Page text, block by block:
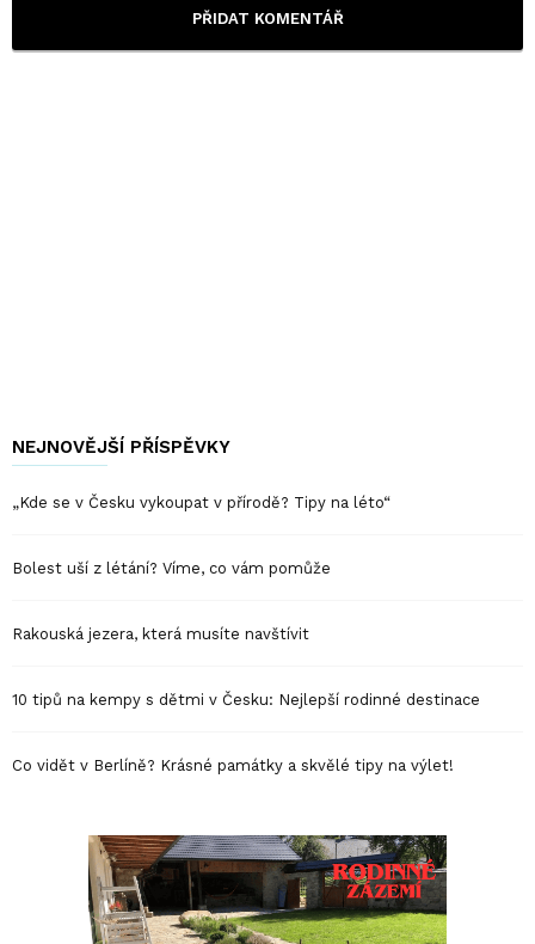
NEJNOVĚJŠÍ PŘÍSPĚVKY
„Kde se v Česku vykoupat v přírodě? Tipy na léto“
Bolest uší z létání? Víme, co vám pomůže
Rakouská jezera, která musíte navštívit
10 tipů na kempy s dětmi v Česku: Nejlepší rodinné destinace
Co vidět v Berlíně? Krásné památky a skvělé tipy na výlet!